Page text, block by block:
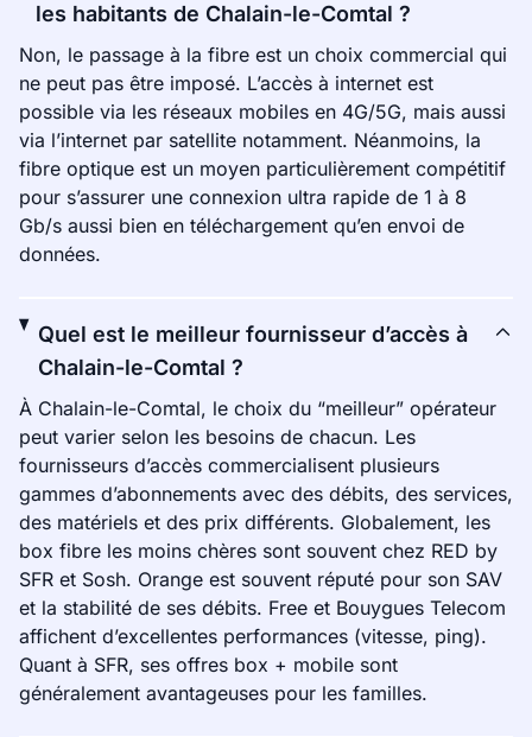
les habitants de Chalain-le-Comtal ?
Non, le passage à la fibre est un choix commercial qui
ne peut pas être imposé. L’accès à internet est
possible via les réseaux mobiles en 4G/5G, mais aussi
via l’internet par satellite notamment. Néanmoins, la
fibre optique est un moyen particulièrement compétitif
pour s’assurer une connexion ultra rapide de 1 à 8
Gb/s aussi bien en téléchargement qu’en envoi de
données.
Quel est le meilleur fournisseur d’accès à
Chalain-le-Comtal ?
À Chalain-le-Comtal, le choix du “meilleur” opérateur
peut varier selon les besoins de chacun. Les
fournisseurs d’accès commercialisent plusieurs
gammes d’abonnements avec des débits, des services,
des matériels et des prix différents. Globalement, les
box fibre les moins chères sont souvent chez RED by
SFR et Sosh. Orange est souvent réputé pour son SAV
et la stabilité de ses débits. Free et Bouygues Telecom
affichent d’excellentes performances (vitesse, ping).
Quant à SFR, ses offres box + mobile sont
généralement avantageuses pour les familles.